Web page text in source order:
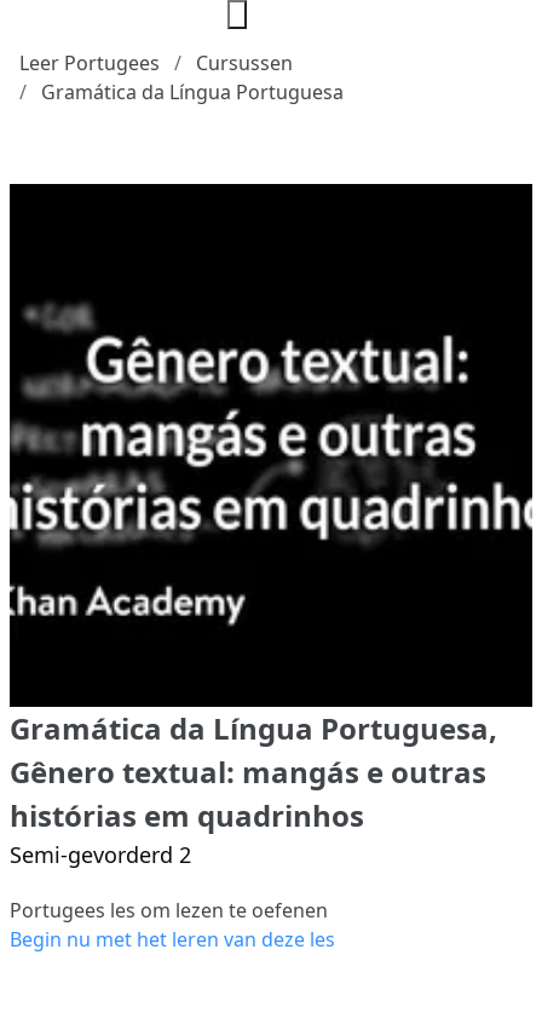
Leer Portugees
Cursussen
Gramática da Língua Portuguesa
Gramática da Língua Portuguesa,
Gênero textual: mangás e outras
histórias em quadrinhos
Semi-gevorderd 2
Portugees les om lezen te oefenen
Begin nu met het leren van deze les